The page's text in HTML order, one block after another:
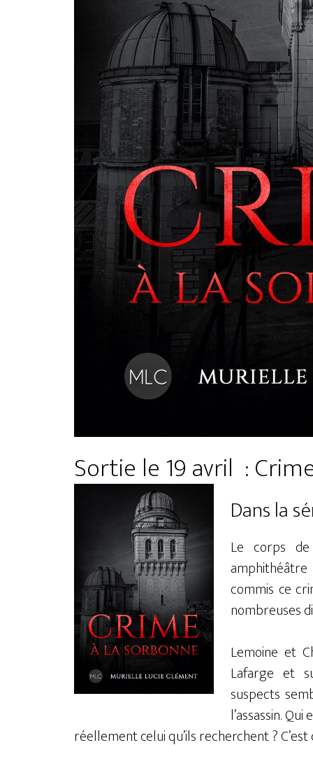
Sortie le 19 avril :
Dans la
Le corps
commis ce
nombreuses
Lemoine et
Lafarge et
suspects
l’assassin.
réellement celui qu’ils recherchent ?